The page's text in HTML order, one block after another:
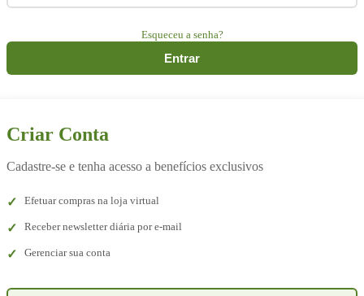
Esqueceu a senha?
Entrar
Criar Conta
Cadastre-se e tenha acesso a benefícios exclusivos
Efetuar compras na loja virtual
Receber newsletter diária por e-mail
Gerenciar sua conta